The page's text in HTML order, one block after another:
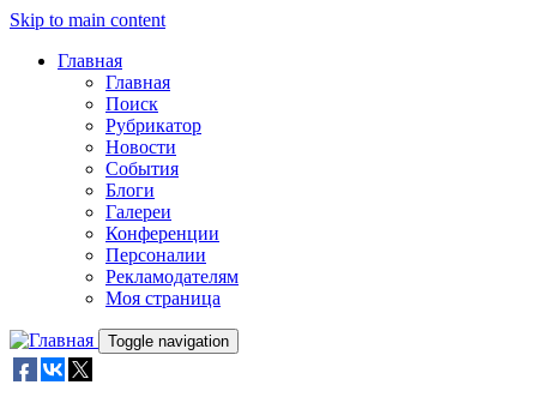
Skip to main content
Главная
Главная
Поиск
Рубрикатор
Новости
События
Блоги
Галереи
Конференции
Персоналии
Рекламодателям
Моя страница
Toggle navigation